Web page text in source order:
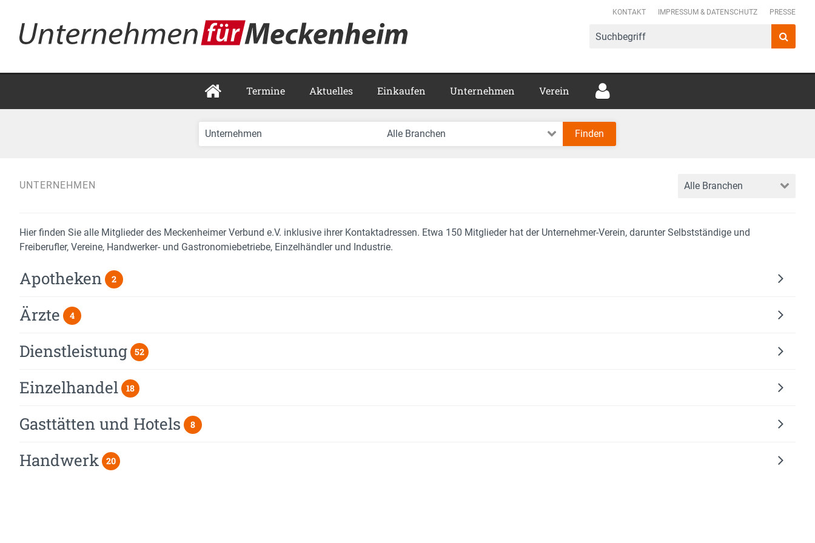
Meckenheimer Verbund e.V.
Termine Aktuelles Einkaufen Unternehmen Verein
KONTAKT IMPRESSUM & DATENSCHUTZ PRESSE
UNTERNEHMEN
Hier finden Sie alle Mitglieder des Meckenheimer Verbund e.V. inklusive ihrer Kontaktadressen. Etwa 150 Mitglieder hat der Unternehmer-Verein, darunter Selbstständige und
Freiberufler, Vereine, Handwerker- und Gastronomiebetriebe, Einzelhändler und Industrie.
Apotheken 2
Ärzte 4
Dienstleistung 52
Einzelhandel 18
Gasttätten und Hotels 8
Handwerk 20